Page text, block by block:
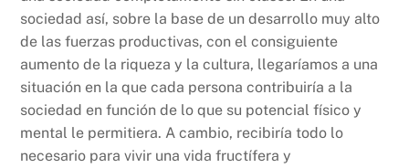
sociedad así, sobre la base de un desarrollo muy alto
de las fuerzas productivas, con el consiguiente
aumento de la riqueza y la cultura, llegaríamos a una
situación en la que cada persona contribuiría a la
sociedad en función de lo que su potencial físico y
mental le permitiera. A cambio, recibiría todo lo
necesario para vivir una vida fructífera y